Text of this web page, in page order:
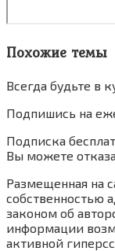
Похожие темы
Всегда будьте в
Подпишись на
Подписка
Вы можете
Размещенная на
собственностью
законом об
информации
активной